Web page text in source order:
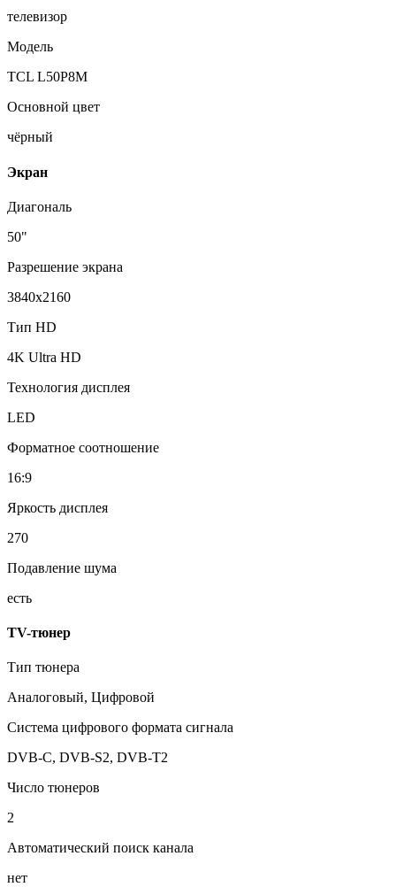
телевизор
Модель
TCL L50P8M
Основной цвет
чёрный
Экран
Диагональ
50"
Разрешение экрана
3840x2160
Тип HD
4K Ultra HD
Технология дисплея
LED
Форматное соотношение
16:9
Яркость дисплея
270
Подавление шума
есть
TV-тюнер
Тип тюнера
Аналоговый, Цифровой
Система цифрового формата сигнала
DVB-C, DVB-S2, DVB-T2
Число тюнеров
2
Автоматический поиск канала
нет